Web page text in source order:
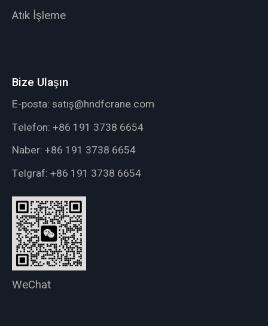
Atık İşleme
Bize Ulaşın
E-posta: satış@hndfcrane.com
Telefon: +86 191 3738 6654
Naber: +86 191 3738 6654
Telgraf: +86 191 3738 6654
WeChat